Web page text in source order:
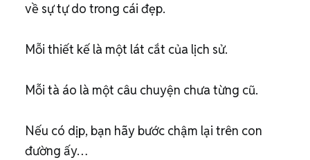
về sự tự do trong cái đẹp.
Mỗi thiết kế là một lát cắt của lịch sử.
Mỗi tà áo là một câu chuyện chưa từng cũ.
Nếu có dịp, bạn hãy bước chậm lại trên con
đường ấy…